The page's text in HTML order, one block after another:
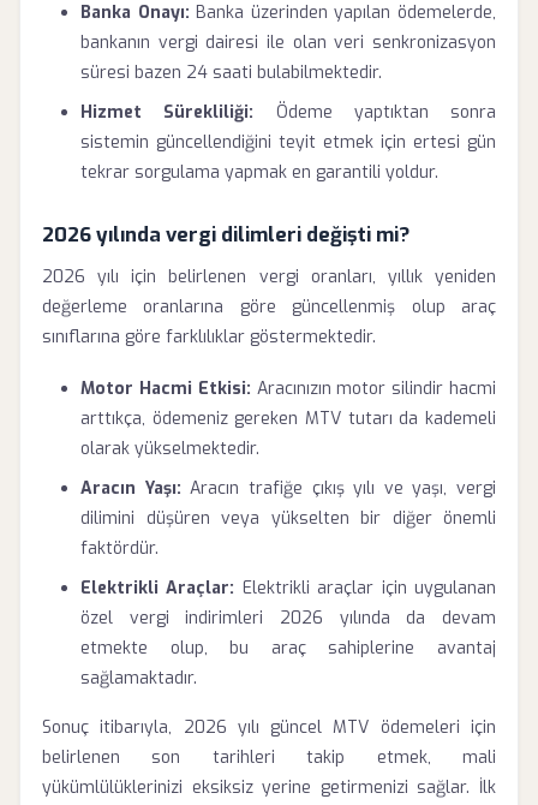
Banka Onayı: Banka üzerinden yapılan ödemelerde,
bankanın vergi dairesi ile olan veri senkronizasyon
süresi bazen 24 saati bulabilmektedir.
Hizmet Sürekliliği: Ödeme yaptıktan sonra
sistemin güncellendiğini teyit etmek için ertesi gün
tekrar sorgulama yapmak en garantili yoldur.
2026 yılında vergi dilimleri değişti mi?
2026 yılı için belirlenen vergi oranları, yıllık yeniden
değerleme oranlarına göre güncellenmiş olup araç
sınıflarına göre farklılıklar göstermektedir.
Motor Hacmi Etkisi: Aracınızın motor silindir hacmi
arttıkça, ödemeniz gereken MTV tutarı da kademeli
olarak yükselmektedir.
Aracın Yaşı: Aracın trafiğe çıkış yılı ve yaşı, vergi
dilimini düşüren veya yükselten bir diğer önemli
faktördür.
Elektrikli Araçlar: Elektrikli araçlar için uygulanan
özel vergi indirimleri 2026 yılında da devam
etmekte olup, bu araç sahiplerine avantaj
sağlamaktadır.
Sonuç itibarıyla, 2026 yılı güncel MTV ödemeleri için
belirlenen son tarihleri takip etmek, mali
yükümlülüklerinizi eksiksiz yerine getirmenizi sağlar. İlk